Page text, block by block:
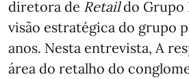
diretora de Retaildo Grupo
visão estratégica do grupo
anos. Nesta entrevista, A
área do retalho do